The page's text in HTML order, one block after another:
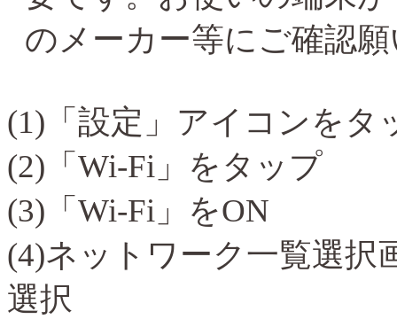
のメーカー等にご確認
(1) 「設定」アイコンをタ
(2) 「 Wi-Fi 」をタップ
(3) 「 Wi-Fi 」をON
(4)ネットワーク一覧選択
選択